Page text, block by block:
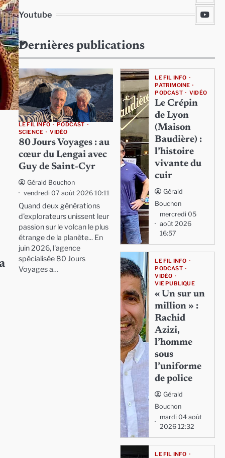
Youtube
Dernières publications
LE FIL INFO
PODCAST
SCIENCE
VIDÉO
80 Jours Voyages : au
cœur du Lengai avec
Guy de Saint-Cyr
Gérald Bouchon
vendredi 07 août 2026 10:11
Quand deux générations
d'explorateurs unissent leur
passion sur le volcan le plus
étrange de la planète... En
juin 2026, l'agence
spécialisée 80 Jours
Voyages a…
LE FIL INFO
PATRIMOINE
PODCAST
VIDÉO
Le Crépin
de Lyon
(Maison
Baudière) :
l’histoire
vivante du
cuir
Gérald
Bouchon
mercredi 05
août 2026
16:57
LE FIL INFO
PODCAST
VIDÉO
VIE PUBLIQUE
« Un sur un
million » :
Rachid
Azizi,
l’homme
sous
l’uniforme
de police
Gérald
Bouchon
mardi 04 août
2026 12:32
LE FIL INFO